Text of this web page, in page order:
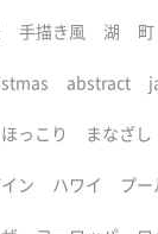
手描き風 湖 町
abstract
ほっこり まなざし
ン ハワイ プー